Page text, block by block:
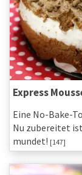
Express
Eine No-Bake-
Nu zubereitet
mundet! [147]